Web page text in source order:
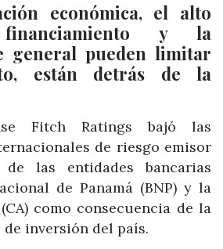
económica, el alto
y la
general pueden limitar
están detrás de la
Fitch Ratings bajó las
de riesgo emisor
las entidades bancarias
de Panamá (BNP) y la
como consecuencia de la
inversión del país.